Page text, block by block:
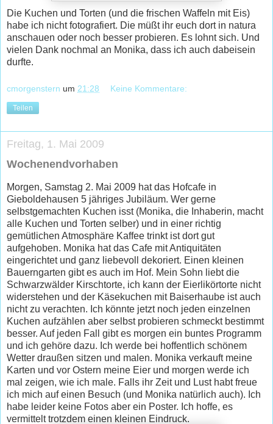
Die Kuchen und Torten (und die frischen Waffeln mit Eis)
habe ich nicht fotografiert. Die müßt ihr euch dort in natura
anschauen oder noch besser probieren. Es lohnt sich. Und
vielen Dank nochmal an Monika, dass ich auch dabeisein
durfte.
cmorgenstern um 21:28 Keine Kommentare:
Teilen
Freitag, 1. Mai 2009
Wochenendvorhaben
Morgen, Samstag 2. Mai 2009 hat das Hofcafe in
Gieboldehausen 5 jähriges Jubiläum. Wer gerne
selbstgemachten Kuchen isst (Monika, die Inhaberin, macht
alle Kuchen und Torten selber) und in einer richtig
gemütlichen Atmosphäre Kaffee trinkt ist dort gut
aufgehoben. Monika hat das Cafe mit Antiquitäten
eingerichtet und ganz liebevoll dekoriert. Einen kleinen
Bauerngarten gibt es auch im Hof. Mein Sohn liebt die
Schwarzwälder Kirschtorte, ich kann der Eierlikörtorte nicht
widerstehen und der Käsekuchen mit Baiserhaube ist auch
nicht zu verachten. Ich könnte jetzt noch jeden einzelnen
Kuchen aufzählen aber selbst probieren schmeckt bestimmt
besser. Auf jeden Fall gibt es morgen ein buntes Programm
und ich gehöre dazu. Ich werde bei hoffentlich schönem
Wetter draußen sitzen und malen. Monika verkauft meine
Karten und vor Ostern meine Eier und morgen werde ich
mal zeigen, wie ich male. Falls ihr Zeit und Lust habt freue
ich mich auf einen Besuch (und Monika natürlich auch). Ich
habe leider keine Fotos aber ein Poster. Ich hoffe, es
vermittelt trotzdem einen kleinen Eindruck.